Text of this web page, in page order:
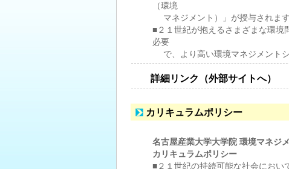
（環境
マネジメント）」が授与されます
■２１世紀が抱えるさまざまな環境
必要
で、より高い環境マネジメント
詳細リンク（外部サイトへ）
カリキュラムポリシー
名古屋産業大学大学院 環境マネジ
カリキュラムポリシー
■２１世紀の持続可能な社会におい